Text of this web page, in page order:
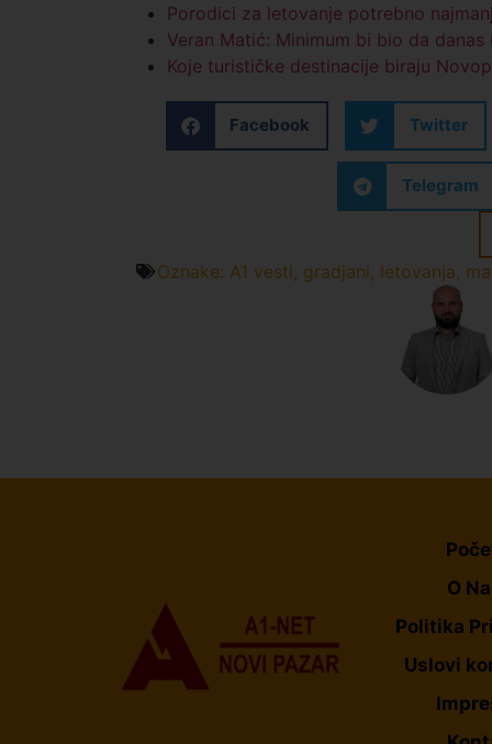
Porodici za letovanje potrebno
Veran Matić: Minimum bi bio da
Koje turističke destinacije biraju
Facebook Twitter
Telegram
Oznake: A1 vesti, gradjani, letovanja,
O
Politika
Uslovi